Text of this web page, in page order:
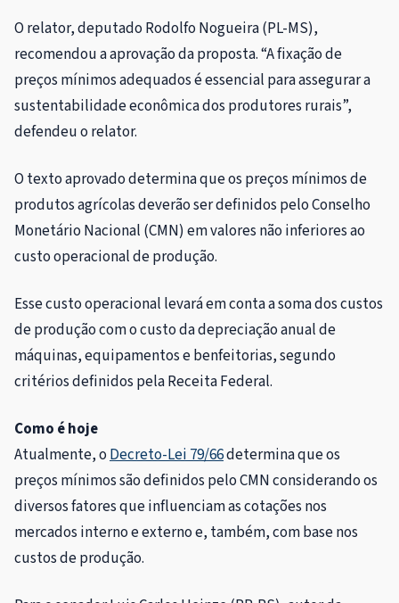
O relator, deputado Rodolfo Nogueira (PL-MS),
recomendou a aprovação da proposta. “A fixação de
preços mínimos adequados é essencial para assegurar a
sustentabilidade econômica dos produtores rurais”,
defendeu o relator.
O texto aprovado determina que os preços mínimos de
produtos agrícolas deverão ser definidos pelo Conselho
Monetário Nacional (CMN) em valores não inferiores ao
custo operacional de produção.
Esse custo operacional levará em conta a soma dos custos
de produção com o custo da depreciação anual de
máquinas, equipamentos e benfeitorias, segundo
critérios definidos pela Receita Federal.
Como é hoje
Atualmente, oDecreto-Lei 79/66determina que os
preços mínimos são definidos pelo CMN considerando os
diversos fatores que influenciam as cotações nos
mercados interno e externo e, também, com base nos
custos de produção.